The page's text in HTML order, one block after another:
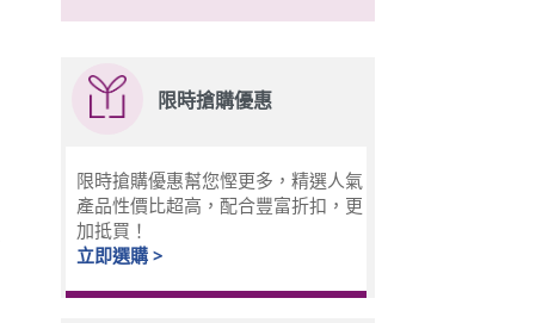
限時搶購優惠
限時搶購優惠幫您慳更多，精選人氣
產品性價比超高，配合豐富折扣，更
加抵買！
立即選購 >